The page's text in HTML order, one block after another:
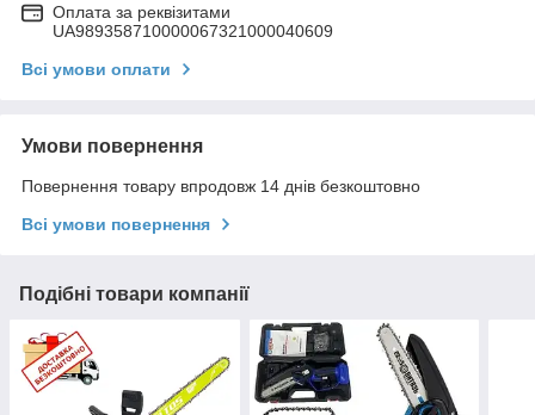
Оплата за реквізитами
UA989358710000067321000040609
Всі умови оплати
Умови повернення
Повернення товару впродовж 14 днів безкоштовно
Всі умови повернення
Подібні товари компанії